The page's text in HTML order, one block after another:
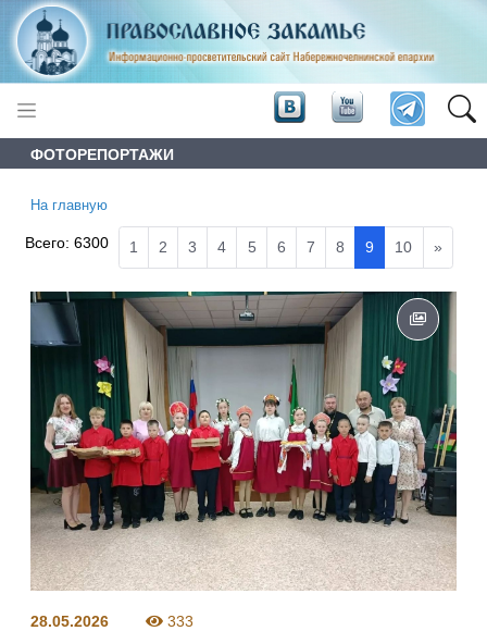
ФОТОРЕПОРТАЖИ
На главную
Всего:6300 1 2 3 4 5 6 7 8 9 10 »
28.05.2026 333